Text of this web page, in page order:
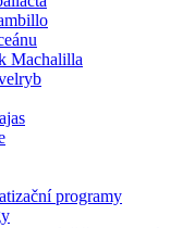
Machalilla
programy